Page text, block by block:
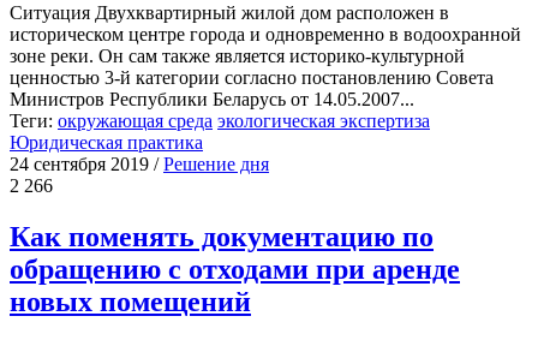
Ситуация Двухквартирный жилой дом расположен в
историческом центре города и одновременно в водоохранной
зоне реки. Он сам также является историко-культурной
ценностью 3-й категории согласно постановлению Совета
Министров Республики Беларусь от 14.05.2007...
Теги: окружающая среда экологическая экспертиза
Юридическая практика
24 сентября 2019 /Решение дня
2 266
Как поменять документацию по
обращению с отходами при аренде
новых помещений